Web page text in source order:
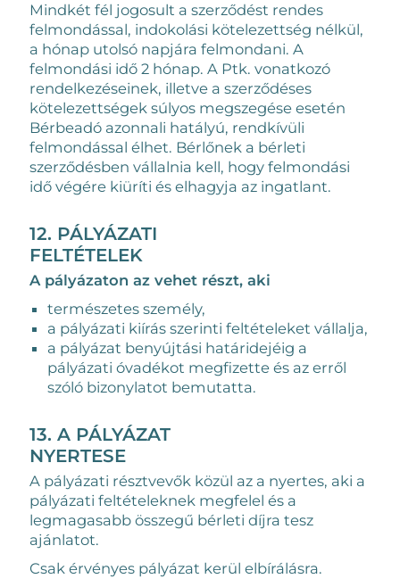
Mindkét fél jogosult a szerződést rendes
felmondással, indokolási kötelezettség nélkül,
a hónap utolsó napjára felmondani. A
felmondási idő 2 hónap. A Ptk. vonatkozó
rendelkezéseinek, illetve a szerződéses
kötelezettségek súlyos megszegése esetén
Bérbeadó azonnali hatályú, rendkívüli
felmondással élhet. Bérlőnek a bérleti
szerződésben vállalnia kell, hogy felmondási
idő végére kiüríti és elhagyja az ingatlant.
12. PÁLYÁZATI
FELTÉTELEK
A pályázaton az vehet részt, aki
természetes személy,
a pályázati kiírás szerinti feltételeket vállalja,
a pályázat benyújtási határidejéig a
pályázati óvadékot megfizette és az erről
szóló bizonylatot bemutatta.
13. A PÁLYÁZAT
NYERTESE
A pályázati résztvevők közül az a nyertes, aki a
pályázati feltételeknek megfelel és a
legmagasabb összegű bérleti díjra tesz
ajánlatot.
Csak érvényes pályázat kerül elbírálásra.